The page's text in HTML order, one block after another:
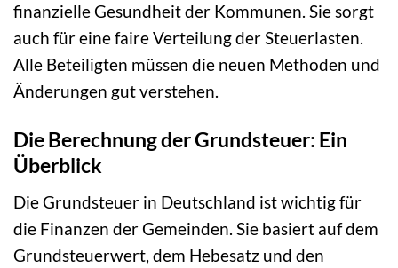
finanzielle Gesundheit der Kommunen. Sie sorgt
auch für eine faire Verteilung der Steuerlasten.
Alle Beteiligten müssen die neuen Methoden und
Änderungen gut verstehen.
Die Berechnung der Grundsteuer: Ein
Überblick
Die Grundsteuer in Deutschland ist wichtig für
die Finanzen der Gemeinden. Sie basiert auf dem
Grundsteuerwert, dem Hebesatz und den